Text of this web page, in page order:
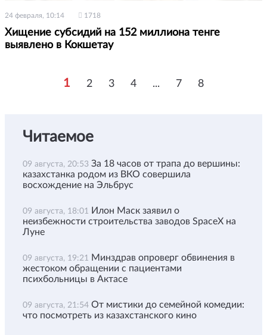
24 февраля, 10:14 1718
Хищение субсидий на 152 миллиона тенге
выявлено в Кокшетау
1 2 3 4 ... 7 8
Читаемое
09 августа, 20:53 За 18 часов от трапа до вершины:
казахстанка родом из ВКО совершила
восхождение на Эльбрус
09 августа, 18:01
Илон Маск заявил о
неизбежности строительства заводов SpaceX на
Луне
09 августа, 19:21
Минздрав опроверг обвинения в
жестоком обращении с пациентами
психбольницы в Актасе
09 августа, 21:54 От мистики до семейной комедии:
что посмотреть из казахстанского кино